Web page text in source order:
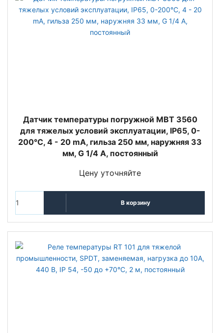
Датчик температуры погружной MBT 3560
для тяжелых условий эксплуатации, IP65, 0-
200°C, 4 - 20 mA, гильза 250 мм, наружняя 33
мм, G 1/4 A, постоянный
Цену уточняйте
В корзину